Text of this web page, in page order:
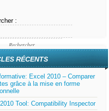
:
RÉCENTS
Excel 2010 – Comparer
grâce à la mise en forme
Tool: Compatibility Inspector